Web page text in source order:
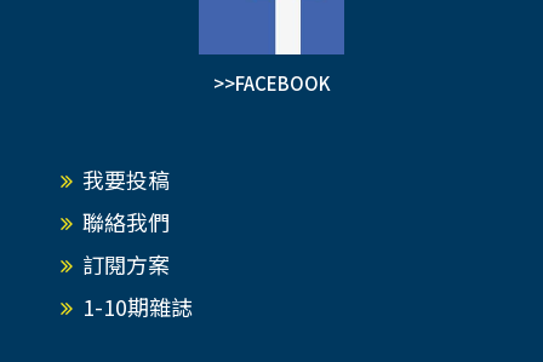
>>FACEBOOK
我要投稿
聯絡我們
訂閱方案
1-10期雜誌